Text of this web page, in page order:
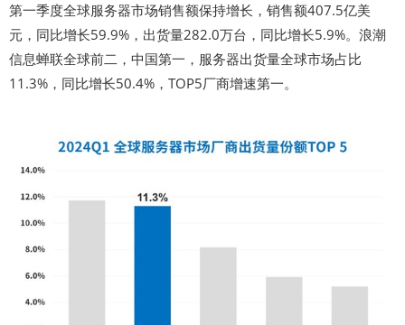
第一季度全球服务器市场销售额保持增长，销售额407.5亿美
元，同比增长59.9%，出货量282.0万台，同比增长5.9%。浪潮
信息蝉联全球前二，中国第一，服务器出货量全球市场占比
11.3%，同比增长50.4%，TOP5厂商增速第一。